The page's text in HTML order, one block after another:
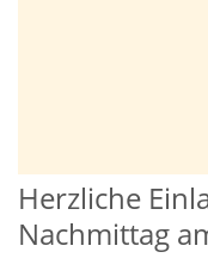
Herzliche
Nachmittag